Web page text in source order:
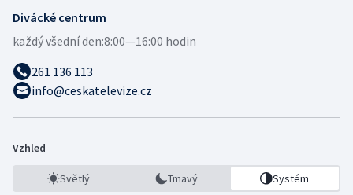
Divácké centrum
každý všední den:8:00—16:00 hodin
261 136 113
info@ceskatelevize.cz
Vzhled
Světlý Tmavý Systém